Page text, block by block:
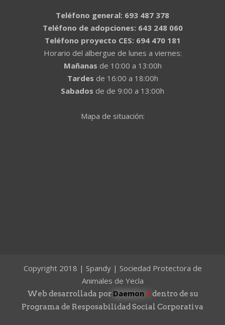
Teléfono general: 693 487 378
Teléfono de adopciones: 643 248 060
Teléfono proyecto CES: 694 470 181
Horario del albergue de lunes a viernes:
Mañanas de 10:00 a 13:00h
Tardes de 16:00 a 18:00h
Sabados de de 9:00 a 13:00h
Mapa de situación:
Copyright 2018 | Spandy | Sociedad Protectora de
Animales de Yecla
Web desarrollada por Daemon 4dentro de su
Programa de Resposabilidad Social Corporativa